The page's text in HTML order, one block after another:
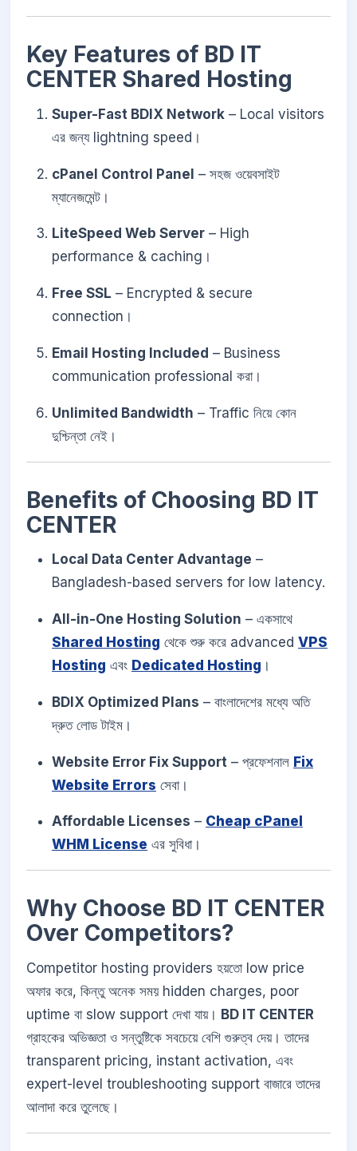
Key Features of BD IT
CENTER Shared Hosting
Super-Fast BDIX Network – Local visitors
এর জন্য lightning speed।
cPanel Control Panel – সহজ ওয়েবসাইট
ম্যানেজমেন্ট।
LiteSpeed Web Server – High
performance & caching।
Free SSL – Encrypted & secure
connection।
Email Hosting Included – Business
communication professional করা।
Unlimited Bandwidth – Traffic নিয়ে কোন
দুশ্চিন্তা নেই।
Benefits of Choosing BD IT
CENTER
Local Data Center Advantage –
Bangladesh-based servers for low latency.
All-in-One Hosting Solution – একসাথে
Shared Hosting থেকে শুরু করে advanced VPS
Hosting এবং Dedicated Hosting ।
BDIX Optimized Plans – বাংলাদেশের মধ্যে অতি
দ্রুত লোড টাইম।
Website Error Fix Support – প্রফেশনাল Fix
Website Errors সেবা।
Affordable Licenses – Cheap cPanel
WHM License এর সুবিধা।
Why Choose BD IT CENTER
Over Competitors?
Competitor hosting providers হয়তো low price
অফার করে, কিন্তু অনেক সময় hidden charges, poor
uptime বা slow support দেখা যায়। BD IT CENTER
গ্রাহকের অভিজ্ঞতা ও সন্তুষ্টিকে সবচেয়ে বেশি গুরুত্ব দেয়। তাদের
transparent pricing, instant activation, এবং
expert-level troubleshooting support বাজারে তাদের
আলাদা করে তুলেছে।